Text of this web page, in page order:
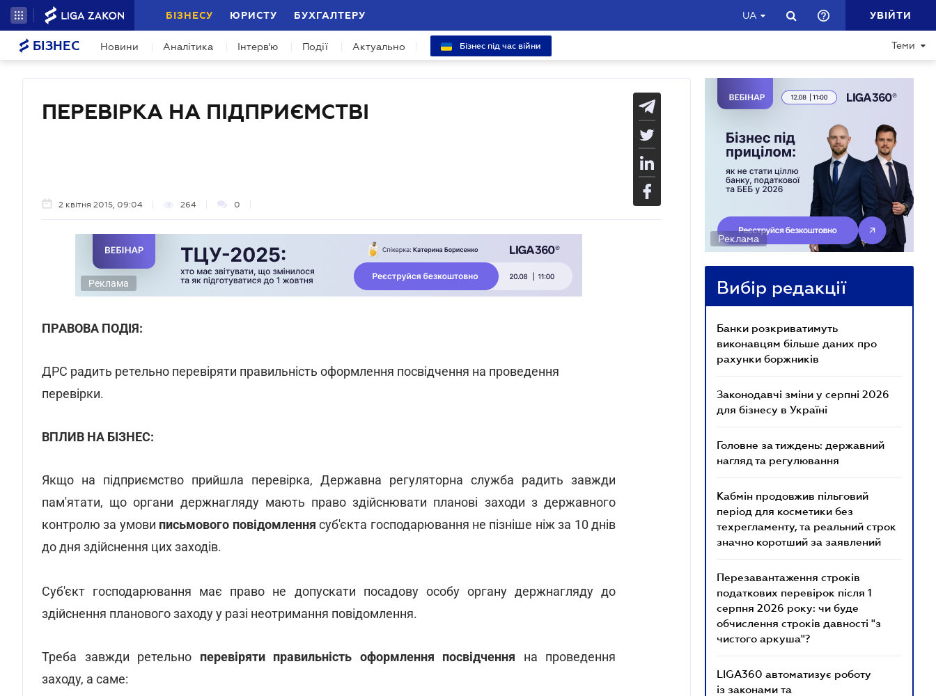
БІЗНЕСУ ЮРИСТУ БУХГАЛТЕРУ UA УВІЙТИ
БІЗНЕС Новини Аналітика Інтерв'ю Події Актуально Бізнес під час війни Теми
ПЕРЕВІРКА НА ПІДПРИЄМСТВІ
2 квітня 2015, 09:04 264 0
Реклама
ПРАВОВА ПОДІЯ:
ДРС радить ретельно перевіряти правильність оформлення посвідчення на проведення
перевірки.
ВПЛИВ НА БІЗНЕС:
Якщо на підприємство прийшла перевірка, Державна регуляторна служба радить завжди
пам'ятати, що органи держнагляду мають право здійснювати планові заходи з державного
контролю за умови письмового повідомлення суб'єкта господарювання не пізніше ніж за 10 днів
до дня здійснення цих заходів.
Суб'єкт господарювання має право не допускати посадову особу органу держнагляду до
здійснення планового заходу у разі неотримання повідомлення.
Треба завжди ретельно перевіряти правильність оформлення посвідчення на проведення
заходу, а саме:
Реклама
Вибір редакції
Банки розкриватимуть
виконавцям більше даних про
рахунки боржників
Законодавчі зміни у серпні 2026
для бізнесу в Україні
Головне за тиждень: державний
нагляд та регулювання
Кабмін продовжив пільговий
період для косметики без
техрегламенту, та реальний строк
значно коротший за заявлений
Перезавантаження строків
податкових перевірок після 1
серпня 2026 року: чи буде
обчислення строків давності "з
чистого аркуша"?
LIGA360 автоматизує роботу
із законами та